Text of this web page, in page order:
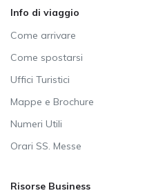
Info di viaggio
Come arrivare
Come spostarsi
Uffici Turistici
Mappe e Brochure
Numeri Utili
Orari SS. Messe
Risorse Business